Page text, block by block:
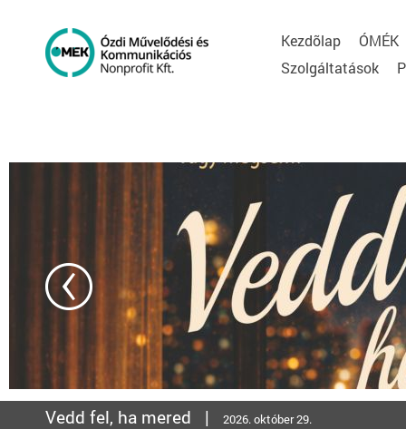
Kezdõlap
ÓMÉK
Szolgáltatások
Vedd fel, ha mered | 2026. október 29.